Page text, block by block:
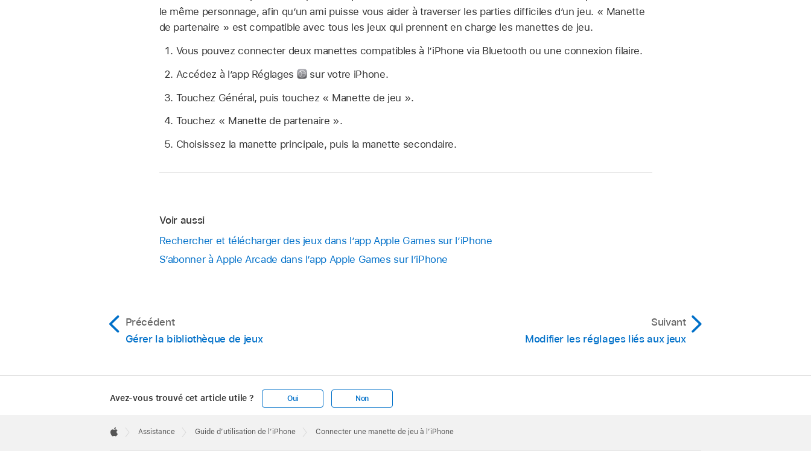
le même personnage, afin qu’un ami puisse vous aider à traverser les parties difficiles d’un jeu. « Manette
de partenaire » est compatible avec tous les jeux qui prennent en charge les manettes de jeu.
Vous pouvez connecter deux manettes compatibles à l’iPhone via Bluetooth ou une connexion filaire.
Accédez à l’app Réglages
sur votre iPhone.
Touchez Général, puis touchez « Manette de jeu ».
Touchez « Manette de partenaire ».
Choisissez la manette principale, puis la manette secondaire.
Voir aussi
Rechercher et télécharger des jeux dans l’app Apple Games sur l’iPhone
S’abonner à Apple Arcade dans l’app Apple Games sur l’iPhone
Précédent
Gérer la bibliothèque de jeux
Suivant
Modifier les réglages liés aux jeux
Avez-vous trouvé cet article utile ? Oui Non
Footer

Assistance Guide d’utilisation de l’iPhone Connecter une manette de jeu à l’iPhone